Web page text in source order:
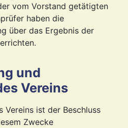
vom Vorstand getätigten
haben die
über das Ergebnis der
und
Vereins
Vereins ist der Beschluss
Zwecke